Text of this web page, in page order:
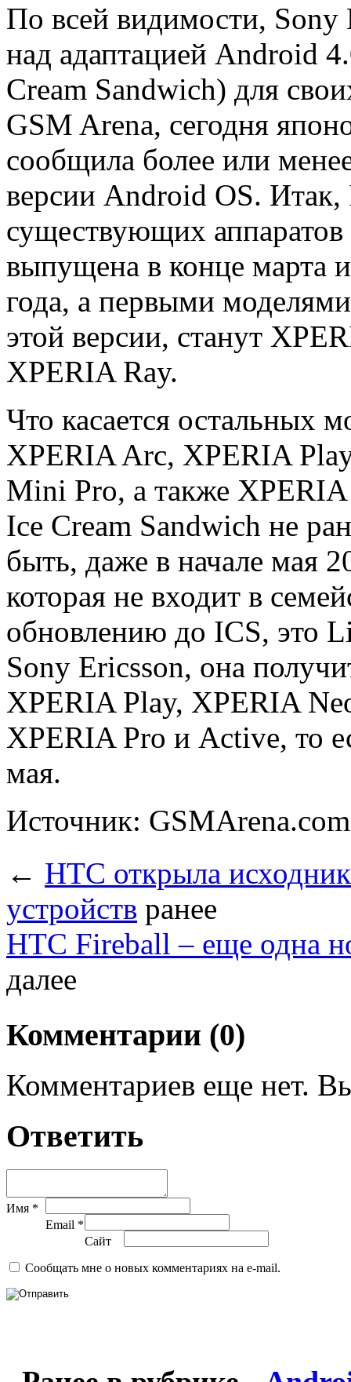
По всей видимости, Sony
над адаптацией Android
Cream Sandwich) для
GSM Arena, сегодня
сообщила более или
версии Android OS. Итак,
существующих аппаратов
выпущена в конце марта
года, а первыми
этой версии, станут
XPERIA Ray.
Что касается остальных
XPERIA Arc, XPERIA
Mini Pro, а также
Ice Cream Sandwich не
быть, даже в начале мая
которая не входит в
обновлению до ICS, это
Sony Ericsson, она
XPERIA Play, XPERIA
XPERIA Pro и Active, то
мая.
Источник: GSMArena.com
← HTC открыла
устройств ранее
HTC Fireball – еще одна
далее
Комментарии (0)
Комментариев еще нет.
Ответить
Имя *
Email *
Сайт
Сообщать мне о новых комментариях на e-mail.